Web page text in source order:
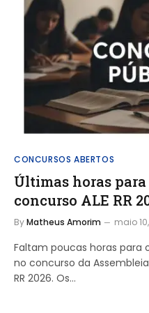
CONCURSOS ABERTOS
Últimas horas
concurso ALE RR
ByMatheus Amorim maio
Faltam poucas horas para
no concurso da
RR 2026. Os…